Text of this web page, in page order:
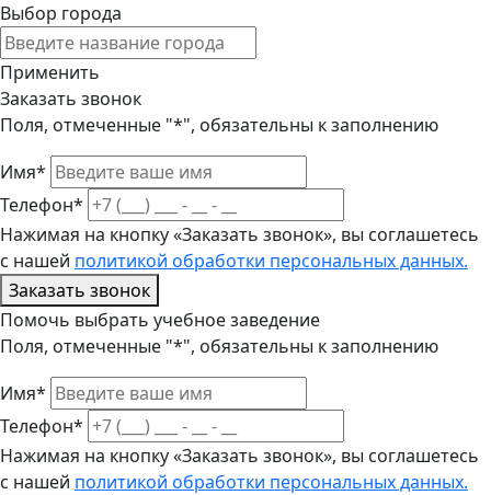
Выбор города
Применить
Заказать звонок
Поля, отмеченные "*", обязательны к заполнению
Имя*
Телефон*
Нажимая на кнопку «Заказать звонок», вы соглашетесь
с нашей политикой обработки персональных данных.
Заказать звонок
Помочь выбрать учебное заведение
Поля, отмеченные "*", обязательны к заполнению
Имя*
Телефон*
Нажимая на кнопку «Заказать звонок», вы соглашетесь
с нашей политикой обработки персональных данных.